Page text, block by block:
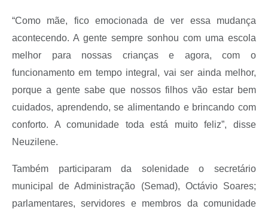
“Como mãe, fico emocionada de ver essa mudança
acontecendo. A gente sempre sonhou com uma escola
melhor para nossas crianças e agora, com o
funcionamento em tempo integral, vai ser ainda melhor,
porque a gente sabe que nossos filhos vão estar bem
cuidados, aprendendo, se alimentando e brincando com
conforto. A comunidade toda está muito feliz”, disse
Neuzilene.
Também participaram da solenidade o secretário
municipal de Administração (Semad), Octávio Soares;
parlamentares, servidores e membros da comunidade